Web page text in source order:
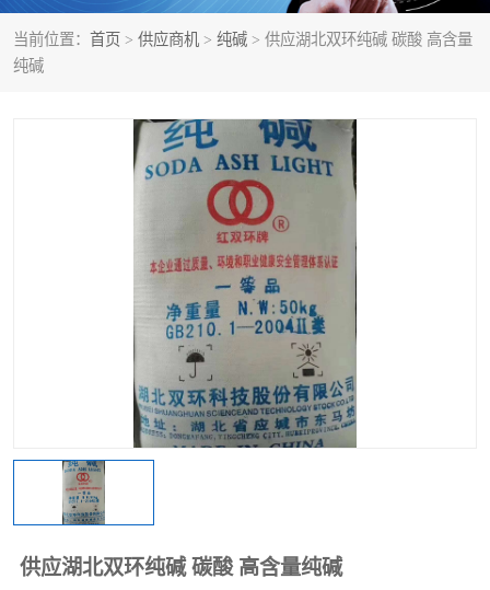
当前位置： 首页 > 供应商机 > 纯碱 > 供应湖北双环纯碱 碳酸 高含量
纯碱
供应湖北双环纯碱 碳酸 高含量纯碱
聚合氯化铝 焦磷酸二氢二钠
一水葡萄糖
一水柠檬酸
葡萄糖酸钠
磷酸二氢钾
三聚磷酸钠
工业白糖
过硫酸钠
尿素
聚合硫酸铁 磷酸二氢钠